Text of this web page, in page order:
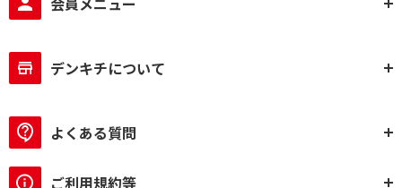
デンキチについて
よくある質問
ご利用規約等